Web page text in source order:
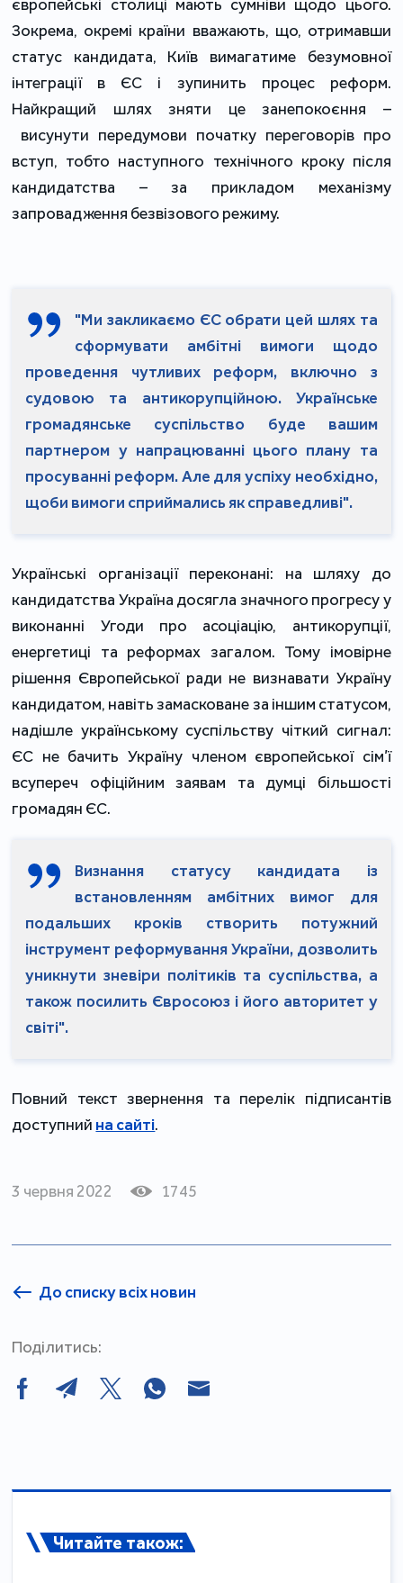
європейські столиці мають сумніви щодо цього.
Зокрема, окремі країни вважають, що, отримавши
статус кандидата, Київ вимагатиме безумовної
інтеграції в ЄС і зупинить процес реформ.
Найкращий шлях зняти це занепокоєння –
висунути передумови початку переговорів про
вступ, тобто наступного технічного кроку після
кандидатства – за прикладом механізму
запровадження безвізового режиму.
"Ми закликаємо ЄС обрати цей шлях та
сформувати амбітні вимоги щодо
проведення чутливих реформ, включно з
судовою та антикорупційною. Українське
громадянське суспільство буде вашим
партнером у напрацюванні цього плану та
просуванні реформ. Але для успіху необхідно,
щоби вимоги сприймались як справедливі".
Українські організації переконані: на шляху до
кандидатства Україна досягла значного прогресу у
виконанні Угоди про асоціацію, антикорупції,
енергетиці та реформах загалом. Тому імовірне
рішення Європейської ради не визнавати Україну
кандидатом, навіть замасковане за іншим статусом,
надішле українському суспільству чіткий сигнал:
ЄС не бачить Україну членом європейської сім’ї
всупереч офіційним заявам та думці більшості
громадян ЄС.
Визнання статусу кандидата із
встановленням амбітних вимог для
подальших кроків створить потужний
інструмент реформування України, дозволить
уникнути зневіри політиків та суспільства, а
також посилить Євросоюз і його авторитет у
світі".
Повний текст звернення та перелік підписантів
доступний на сайті.
3 червня 2022 1745
До списку всіх новин
Поділитись:
Читайте також: